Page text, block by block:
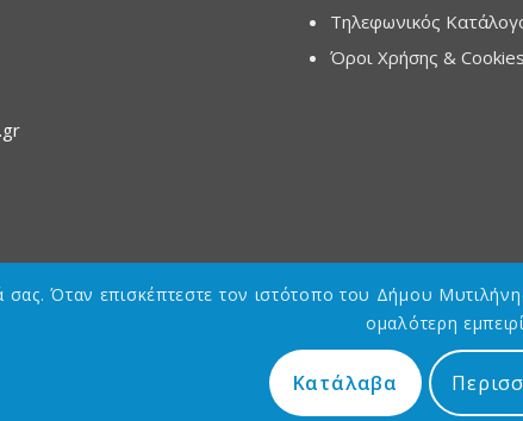
Τηλεφωνικός
Όροι Χρήσης & Cookies
Designed by
σας. Όταν επισκέπτεστε τον ιστότοπο του Δήμου
ομαλότερη
Κατάλαβα